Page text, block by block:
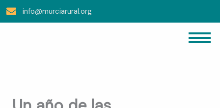
info@murciarural.org